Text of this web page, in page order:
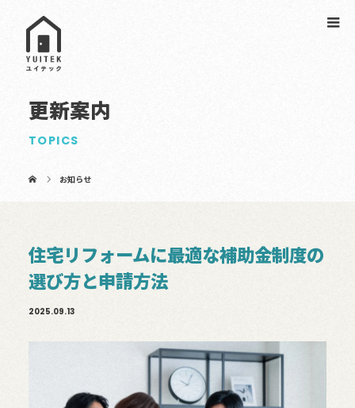
更新案内
TOPICS
お知らせ
住宅リフォームに最適な補助金制度の
選び方と申請方法
2025.09.13